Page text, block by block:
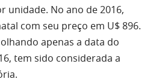
unidade. No ano de 2016,
com seu preço em U$ 896.
apenas a data do
tem sido considerada a